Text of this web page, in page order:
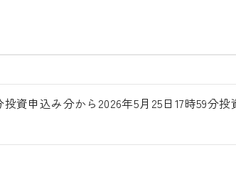
投資申込み分から2026年5月25日17時59分